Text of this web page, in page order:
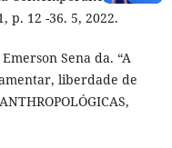
p. 12 -36. 5, 2022.
Sena da. “A
liberdade de